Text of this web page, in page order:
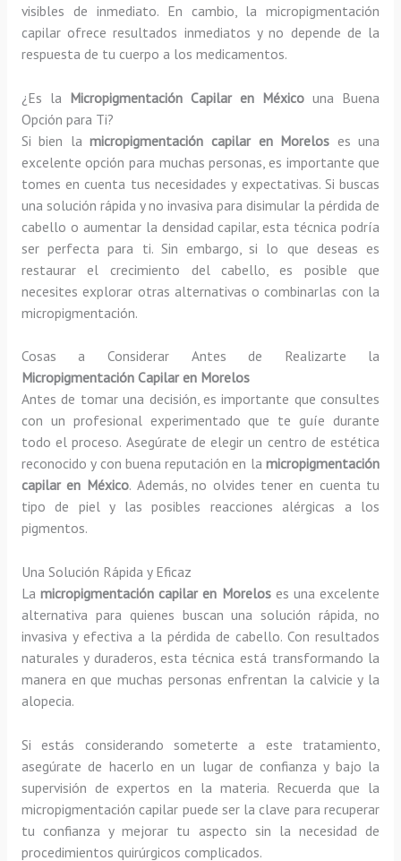
visibles de inmediato. En cambio, la micropigmentación
capilar ofrece resultados inmediatos y no depende de la
respuesta de tu cuerpo a los medicamentos.
¿Es la Micropigmentación Capilar en México una Buena
Opción para Ti?
Si bien lamicropigmentación capilar en Morelos es una
excelente opción para muchas personas, es importante que
tomes en cuenta tus necesidades y expectativas. Si buscas
una solución rápida y no invasiva para disimular la pérdida de
cabello o aumentar la densidad capilar, esta técnica podría
ser perfecta para ti. Sin embargo, si lo que deseas es
restaurar el crecimiento del cabello, es posible que
necesites explorar otras alternativas o combinarlas con la
micropigmentación.
Cosas a Considerar Antes de Realizarte la
Micropigmentación Capilar en Morelos
Antes de tomar una decisión, es importante que consultes
con un profesional experimentado que te guíe durante
todo el proceso. Asegúrate de elegir un centro de estética
reconocido y con buena reputación en lamicropigmentación
capilar en México. Además, no olvides tener en cuenta tu
tipo de piel y las posibles reacciones alérgicas a los
pigmentos.
Una Solución Rápida y Eficaz
Lamicropigmentación capilar en Moreloses una excelente
alternativa para quienes buscan una solución rápida, no
invasiva y efectiva a la pérdida de cabello. Con resultados
naturales y duraderos, esta técnica está transformando la
manera en que muchas personas enfrentan la calvicie y la
alopecia.
Si estás considerando someterte a este tratamiento,
asegúrate de hacerlo en un lugar de confianza y bajo la
supervisión de expertos en la materia. Recuerda que la
micropigmentación capilar puede ser la clave para recuperar
tu confianza y mejorar tu aspecto sin la necesidad de
procedimientos quirúrgicos complicados.